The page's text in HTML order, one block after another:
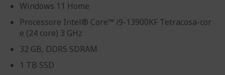
Windows 11 Home
Processore Intel® Core™ i9-13900KF Tetracosa-cor
e (24 core) 3 GHz
32 GB, DDR5 SDRAM
1 TB SSD